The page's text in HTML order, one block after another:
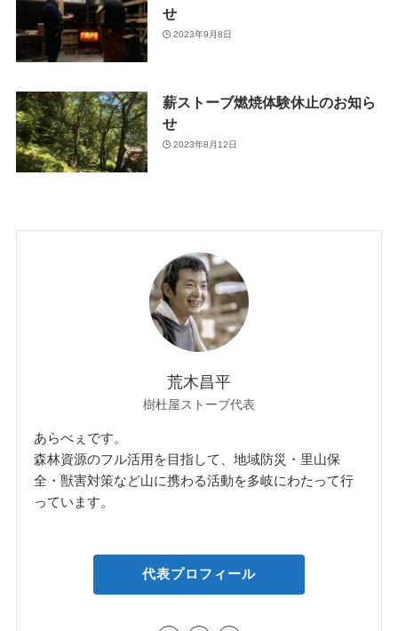
せ
2023年9月8日
薪ストーブ燃焼体験休止のお知ら
せ
2023年8月12日
荒木昌平
樹杜屋ストーブ代表
あらべぇです。
森林資源のフル活用を目指して、地域防災・里山保
全・獣害対策など山に携わる活動を多岐にわたって行
っています。
代表プロフィール